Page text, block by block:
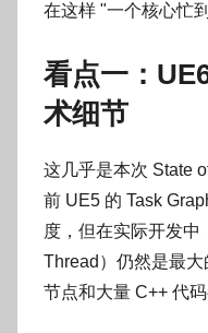
在这样 "一个核心忙
看点一：
术细节
这几乎是本次 State
前 UE5 的 Task
度，但在实际开发中
Thread）仍然是最
节点和大量 C++ 代